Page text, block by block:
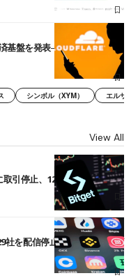
盤を発表──まずハンドル名
シンボル（XYM） エルサル
View All
引停止、12月末に強制決済
社を配信停止──OKXやバイビ